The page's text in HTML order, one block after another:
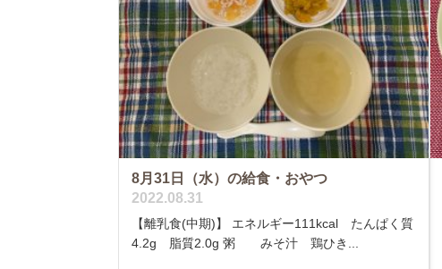
8月31日（水）の給食・おやつ
2022.08.31
【離乳食(中期)】 エネルギー111kcal たんぱく質
4.2g 脂質2.0g 粥 みそ汁 鶏ひき...